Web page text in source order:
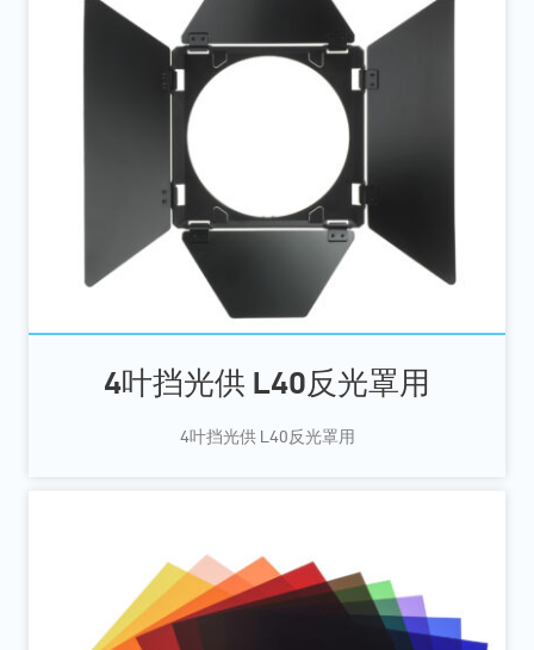
4叶挡光供 L40反光罩用
4叶挡光供 L40反光罩用